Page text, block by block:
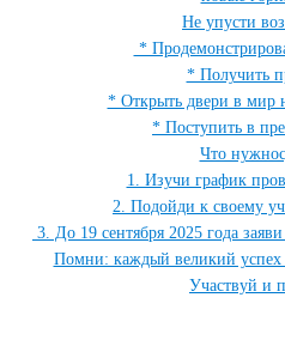
Не упусти
*
* Получить
* Открыть двери в мир
* Поступить в
Что
1. Изучи график
2. Подойди к своему
3. До 19 сентября 2025 года
Помни: каждый великий успех
Участвуй и